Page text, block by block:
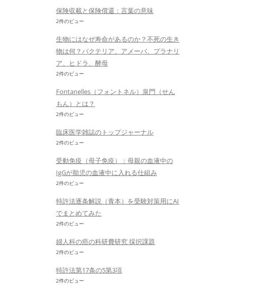
保険収載と保険償還：言葉の意味
2件のビュー
生物にはなぜ寿命があるのか？不死の生き
物は何？バクテリア、アメーバ、プラナリ
ア、ヒドラ、酵母
2件のビュー
Fontanelles（フォントネル）泉門（せん
もん）とは？
2件のビュー
臨床医学雑誌のトップジャーナル
2件のビュー
受動免疫（母子免疫）：母親の血液中の
IgGが胎児の血液中に入れる仕組み
2件のビュー
特許法逐条解説（青本）を受験対策用にAI
でまとめてみた
2件のビュー
婦人科の癌の科研費研究 採択課題
2件のビュー
特許法第17条の5第3項
2件のビュー